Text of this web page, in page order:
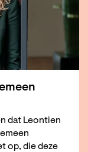
dat Leontien
op, die deze